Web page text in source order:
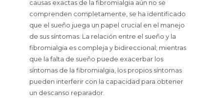
causas exactas de la fibromialgia aún no se
comprenden completamente, se ha identificado
que el sueño juega un papel crucial en el manejo
de sus síntomas. La relación entre el sueño y la
fibromialgia es compleja y bidireccional; mientras
que la falta de sueño puede exacerbar los
síntomas de la fibromialgia, los propios síntomas
pueden interferir con la capacidad para obtener
un descanso reparador.